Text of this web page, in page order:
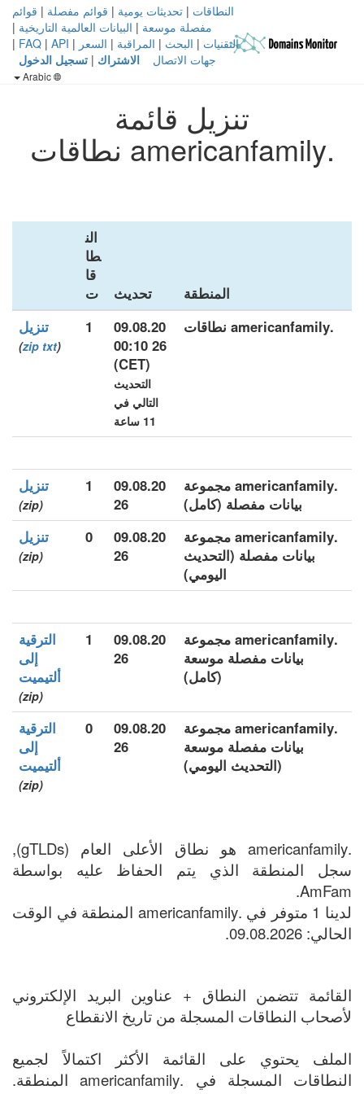
النطاقات | تحديثات يومية | قوائم مفصلة | قوائم
مفصلة موسعة | البيانات العالمية التاريخية |
التقنيات | البحث | المراقبة | السعر |
FAQ | API
|
جهات الاتصال
الاشتراك | تسجيل الدخول
تنزيل قائمة
.americanfamily نطاقات
المنطقة تحديث
الن
طا
قا
ت
.americanfamily نطاقات
09.08.20
26 00:10
(CET)
التحديث
التالي في
11 ساعة
1 تنزيل
(
zip txt
)
.americanfamily مجموعة
بيانات مفصلة (كامل)
09.08.20
26
1 تنزيل
(zip)
.americanfamily مجموعة
بيانات مفصلة (التحديث
اليومي)
09.08.20
26
0 تنزيل
(zip)
.americanfamily مجموعة
بيانات مفصلة موسعة
(كامل)
09.08.20
26
1
الترقية
إلى
ألتيميت
(zip)
.americanfamily مجموعة
بيانات مفصلة موسعة
(التحديث اليومي)
09.08.20
26
0
الترقية
إلى
ألتيميت
(zip)
.americanfamily هو نطاق الأعلى العام (gTLDs),
سجل المنطقة الذي يتم الحفاظ عليه بواسطة
AmFam.
لدينا 1 متوفر في .americanfamily المنطقة في الوقت
الحالي: 09.08.2026.
القائمة تتضمن النطاق + عناوين البريد الإلكتروني
لأصحاب النطاقات المسجلة من تاريخ الانقطاع
الملف يحتوي على القائمة الأكثر اكتمالاً لجميع
النطاقات المسجلة في .americanfamily المنطقة.